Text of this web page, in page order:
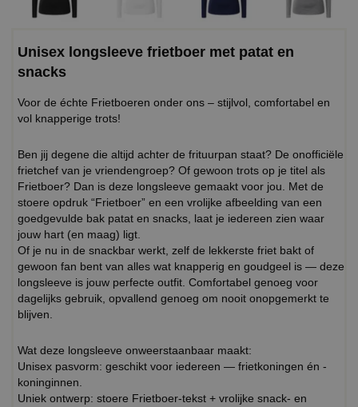
Unisex longsleeve frietboer met patat en
snacks
Voor de échte Frietboeren onder ons – stijlvol, comfortabel en
vol knapperige trots!
Ben jij degene die altijd achter de frituurpan staat? De onofficiële
frietchef van je vriendengroep? Of gewoon trots op je titel als
Frietboer? Dan is deze longsleeve gemaakt voor jou. Met de
stoere opdruk “Frietboer” en een vrolijke afbeelding van een
goedgevulde bak patat en snacks, laat je iedereen zien waar
jouw hart (en maag) ligt.
Of je nu in de snackbar werkt, zelf de lekkerste friet bakt of
gewoon fan bent van alles wat knapperig en goudgeel is — deze
longsleeve is jouw perfecte outfit. Comfortabel genoeg voor
dagelijks gebruik, opvallend genoeg om nooit onopgemerkt te
blijven.
Wat deze longsleeve onweerstaanbaar maakt:
Unisex pasvorm: geschikt voor iedereen — frietkoningen én -
koninginnen.
Uniek ontwerp: stoere Frietboer-tekst + vrolijke snack- en